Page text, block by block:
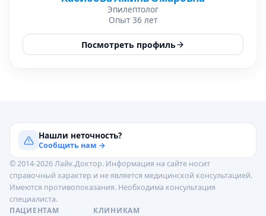
Эпилептолог
Опыт 36 лет
Посмотреть профиль
Нашли неточность?
Сообщить нам →
© 2014-2026 Лайк.Доктор. Информация на сайте носит
справочный характер и не является медицинской консультацией.
Имеются противопоказания. Необходима консультация
специалиста.
ПАЦИЕНТАМ
КЛИНИКАМ